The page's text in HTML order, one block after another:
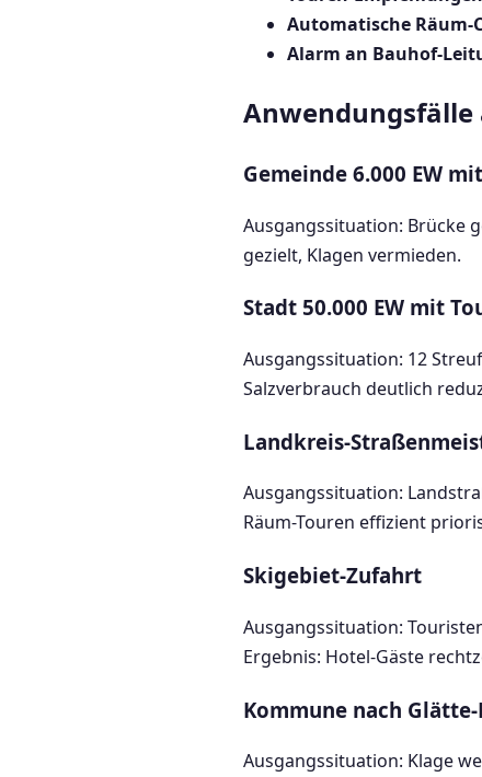
Automatische Räum-
Alarm an Bauhof-
Anwendungsfälle
Gemeinde 6.000 EW
Ausgangssituation: Brücke
gezielt, Klagen vermieden.
Stadt 50.000 EW mit
Ausgangssituation: 12
Salzverbrauch deutlich
Landkreis-
Ausgangssituation:
Räum-Touren effizient
Skigebiet-Zufahrt
Ausgangssituation:
Ergebnis: Hotel-Gäste
Kommune nach
Ausgangssituation: Klage